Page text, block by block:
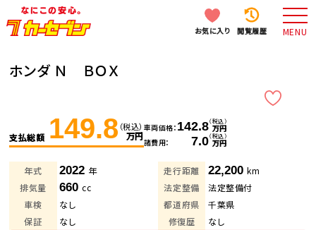
お気に入り 閲覧履歴 MENU
ホンダ Ｎ ＢＯＸ
支払総額 149.8 （税込）
万円
車両価格 142.8（税込）
万円
諸費用
7.0（税込）
万円
年式 2022 年 走行距離 22,200 km
排気量
660cc 法定整備
法定整備付
車検
なし 都道府県
千葉県
保証
なし 修復歴 なし